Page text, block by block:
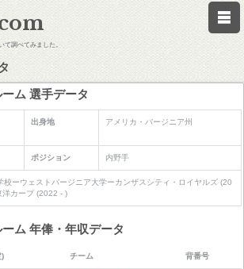
調べてみました。
ム 選手データ
出身地 アメリカ・バージニア州
ポジション 内野手
校ーウェストバージニア大学ーカンザスシティ・ロイヤルズ (20
カープ (2022 - )
ム 年俸・年収データ
) チーム 背番号